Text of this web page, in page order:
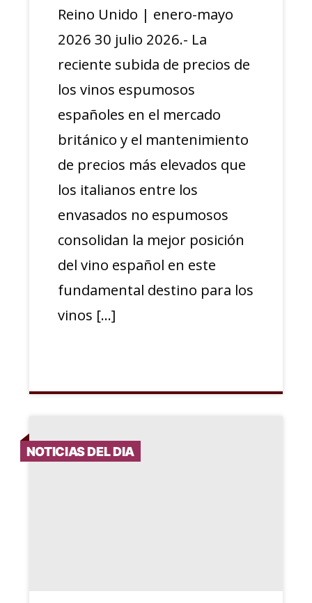
Reino Unido | enero-mayo
2026 30 julio 2026.- La
reciente subida de precios de
los vinos espumosos
españoles en el mercado
británico y el mantenimiento
de precios más elevados que
los italianos entre los
envasados no espumosos
consolidan la mejor posición
del vino español en este
fundamental destino para los
vinos […]
NOTICIAS DEL DIA